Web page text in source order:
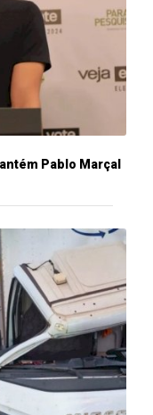
Pablo Marçal